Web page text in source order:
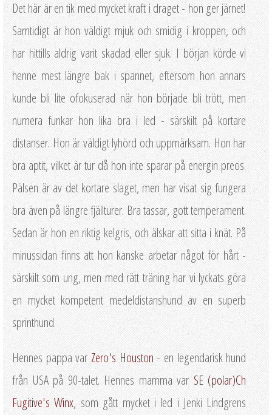
Det här är en tik med mycket kraft i draget - hon ger järnet!
Samtidigt är hon väldigt mjuk och smidig i kroppen, och
har hittills aldrig varit skadad eller sjuk. I början körde vi
henne mest längre bak i spannet, eftersom hon annars
kunde bli lite ofokuserad när hon började bli trött, men
numera funkar hon lika bra i led - särskilt på kortare
distanser. Hon är väldigt lyhörd och uppmärksam. Hon har
bra aptit, vilket är tur då hon inte sparar på energin precis.
Pälsen är av det kortare slaget, men har visat sig fungera
bra även på längre fjällturer. Bra tassar, gott temperament.
Sedan är hon en riktig kelgris, och älskar att sitta i knät. På
minussidan finns att hon kanske arbetar något för hårt -
särskilt som ung, men med rätt träning har vi lyckats göra
en mycket kompetent medeldistanshund av en superb
sprinthund.
Hennes pappa varZero's Houston- en legendarisk hund
från USA på 90-talet. Hennes mamma varSE (polar)Ch
Fugitive's Winx, som gått mycket i led i Jenki Lindgrens